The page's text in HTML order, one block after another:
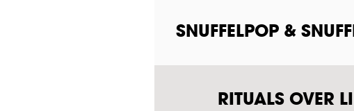
SNUFFELPOP &
RITUALS OVER